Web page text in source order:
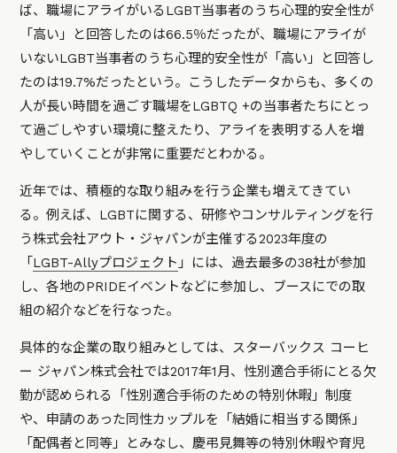
ば、職場にアライがいるLGBT当事者のうち心理的安全性が
「高い」と回答したのは66.5％だったが、職場にアライが
いないLGBT当事者のうち心理的安全性が「高い」と回答し
たのは19.7%だったという。こうしたデータからも、多くの
人が長い時間を過ごす職場をLGBTQ +の当事者たちにとっ
て過ごしやすい環境に整えたり、アライを表明する人を増
やしていくことが非常に重要だとわかる。
近年では、積極的な取り組みを行う企業も増えてきてい
る。例えば、LGBTに関する、研修やコンサルティングを行
う株式会社アウト・ジャパンが主催する2023年度の
「 LGBT-Allyプロジェクト 」には、過去最多の38社が参加
し、各地のPRIDEイベントなどに参加し、ブースにでの取
組の紹介などを行なった。
具体的な企業の取り組みとしては、スターバックス コーヒ
ー ジャパン株式会社では2017年1月、性別適合手術にとる欠
勤が認められる「性別適合手術のための特別休暇」制度
や、申請のあった同性カップルを「結婚に相当する関係」
「配偶者と同等」とみなし、慶弔見舞等の特別休暇や育児